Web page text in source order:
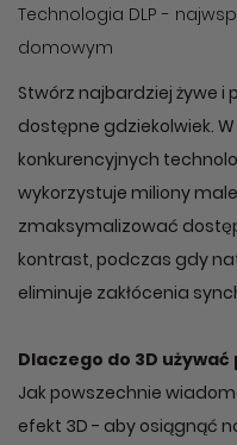
Technologia DLP -
domowym
Stwórz najbardziej żywe i
dostępne gdziekolwiek.
konkurencyjnych
wykorzystuje miliony
zmaksymalizować
kontrast, podczas gdy
eliminuje zakłócenia
Dlaczego do 3D
Jak powszechnie
efekt 3D - aby osiągnąć